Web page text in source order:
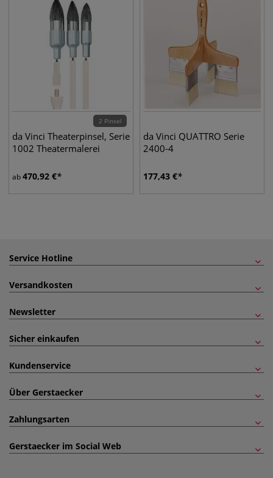
2 Pinsel
da Vinci Theaterpinsel, Serie
1002 Theatermalerei
ab470,92 €
da Vinci QUATTRO Serie
2400-4
177,43 €
Service Hotline
Versandkosten
Newsletter
Sicher einkaufen
Kundenservice
Über Gerstaecker
Zahlungsarten
Gerstaecker im Social Web